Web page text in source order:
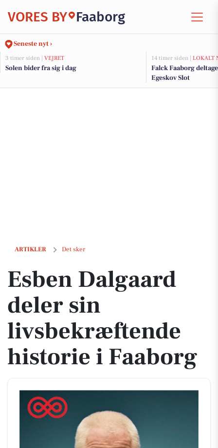
VORES BY Faaborg
Seneste nyt ›
3 timer siden | VEJRET
Solen bider fra sig i dag
14 timer siden | LOKALT
Falck Faaborg
Egeskov Slot
ARTIKLER Det sker
Esben Dalgaard deler sin livsbekræftende historie i Faaborg
Esben Dalgaard
deler sin
livsbekræftende
historie i Faaborg